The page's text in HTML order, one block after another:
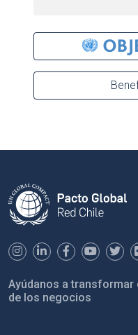
Ayúdanos a transformar
de los negocios